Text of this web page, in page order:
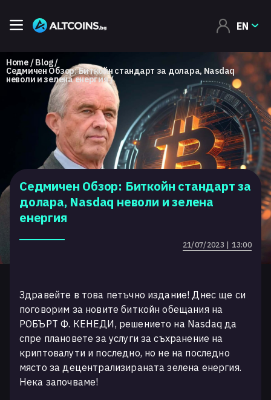
EN
Home Blog
Седмичен Обзор: Биткойн стандарт за долара, Nasdaq
неволи и зелена енергия
Седмичен Обзор: Биткойн стандарт за
долара, Nasdaq неволи и зелена
енергия
21/07/2023 | 13:00
Здравейте в това петъчно издание! Днес ще си
поговорим за новите биткойн обещания на
РОБЪРТ Ф. КЕНЕДИ, решението на Nasdaq да
спре плановете за услуги за съхранение на
криптовалути и последно, но не на последно
място за децентрализираната зелена енергия.
Нека започваме!